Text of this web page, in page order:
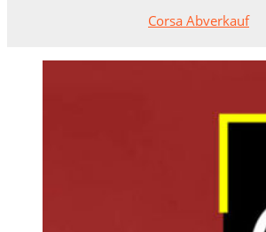
Corsa Abverkauf